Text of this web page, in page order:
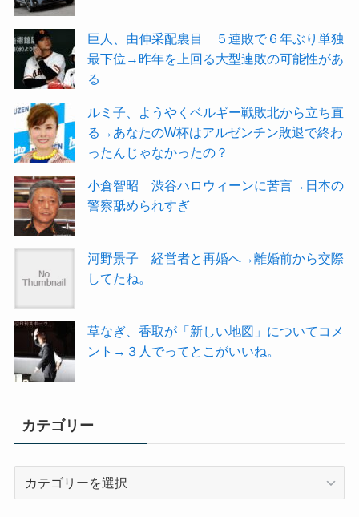
巨人、由伸采配裏目 ５連敗で６年ぶり単独
最下位→昨年を上回る大型連敗の可能性があ
る
ルミ子、ようやくベルギー戦敗北から立ち直
る→あなたのW杯はアルゼンチン敗退で終わ
ったんじゃなかったの？
小倉智昭 渋谷ハロウィーンに苦言→日本の
警察舐められすぎ
河野景子 経営者と再婚へ→離婚前から交際
してたね。
草なぎ、香取が「新しい地図」についてコメ
ント→３人でってとこがいいね。
カテゴリー